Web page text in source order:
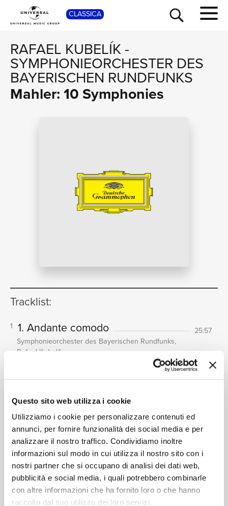
Questo sito web utilizza i cookie
Utilizziamo i cookie per personalizzare contenuti ed
annunci, per fornire funzionalità dei social media e per
analizzare il nostro traffico. Condividiamo inoltre
informazioni sul modo in cui utilizza il nostro sito con i
nostri partner che si occupano di analisi dei dati web,
pubblicità e social media, i quali potrebbero combinarle
con altre informazioni che ha fornito loro o che hanno
raccolto dal suo utilizzo dei loro servizi.
CLASSICA
RAFAEL KUBELÍK-
SYMPHONIEORCHESTER DES
BAYERISCHEN RUNDFUNKS
Mahler: 10 Symphonies
Tracklist:
1 1. Andante comodo
25:57
Symphonieorchester des Bayerischen Rundfunks,
Rafael Kubelík
2. Im Tempo eines gemächlichen
Ländler. Etwas täppisch und sehr
derb - Poco più mosso subito -
Ländler, ganz langsam
16:01
Symphonieorchester des Bayerischen Rundfunks,
Rafael Kubelík
3 3. Rondo. Burleske (Allegro assai.
Sehr trotzig - Presto)
13:17
Symphonieorchester des Bayerischen Rundfunks,
Rafael Kubelík
SHOP
TOUR
NEWS
RICERCA
CHI SIAMO
CONTATTI